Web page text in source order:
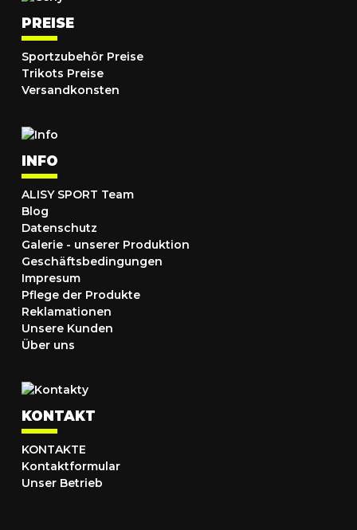
PREISE
Sportzubehör Preise
Trikots Preise
Versandkonsten
INFO
ALISY SPORT Team
Blog
Datenschutz
Galerie - unserer Produktion
Geschäftsbedingungen
Impresum
Pflege der Produkte
Reklamationen
Unsere Kunden
Über uns
KONTAKT
KONTAKTE
Kontaktformular
Unser Betrieb